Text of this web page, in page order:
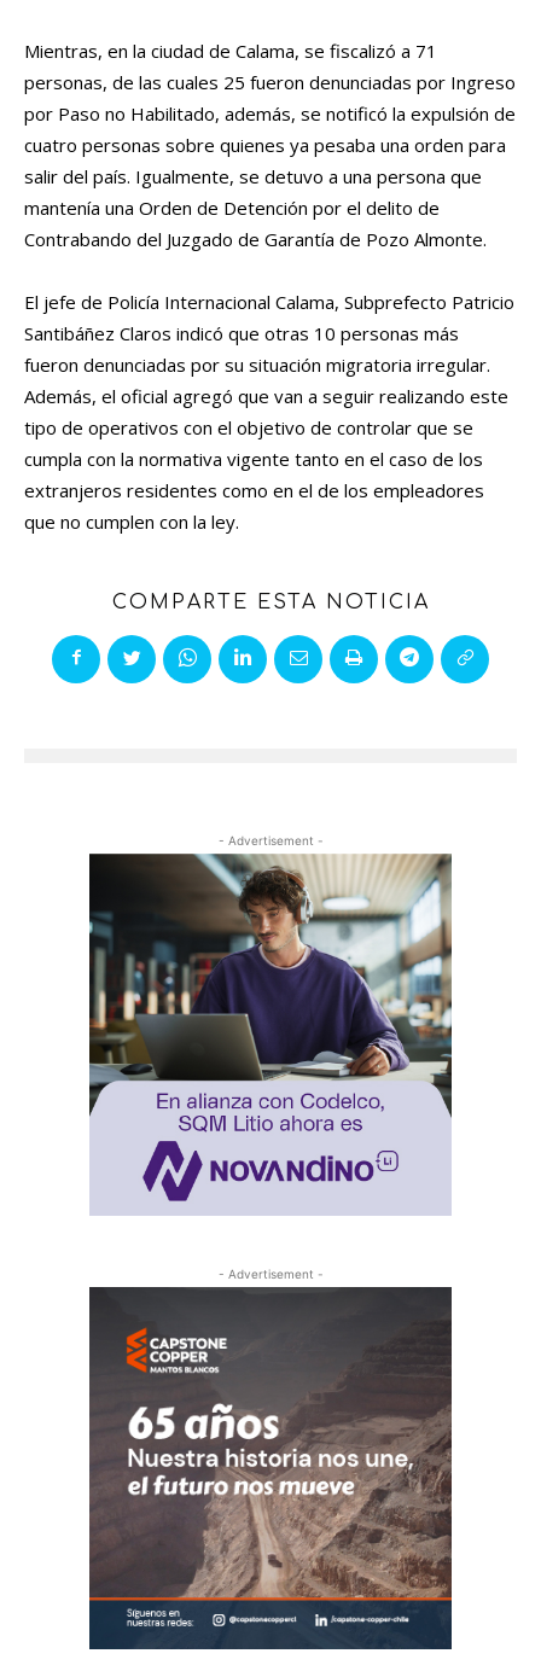
Mientras, en la ciudad de Calama, se fiscalizó a 71
personas, de las cuales 25 fueron denunciadas por Ingreso
por Paso no Habilitado, además, se notificó la expulsión de
cuatro personas sobre quienes ya pesaba una orden para
salir del país. Igualmente, se detuvo a una persona que
mantenía una Orden de Detención por el delito de
Contrabando del Juzgado de Garantía de Pozo Almonte.
El jefe de Policía Internacional Calama, Subprefecto Patricio
Santibáñez Claros indicó que otras 10 personas más
fueron denunciadas por su situación migratoria irregular.
Además, el oficial agregó que van a seguir realizando este
tipo de operativos con el objetivo de controlar que se
cumpla con la normativa vigente tanto en el caso de los
extranjeros residentes como en el de los empleadores
que no cumplen con la ley.
COMPARTE ESTA NOTICIA
- Advertisement -
- Advertisement -